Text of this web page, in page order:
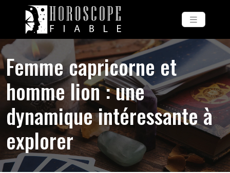
Femme capricorne et
homme lion : une
dynamique intéressante à
explorer